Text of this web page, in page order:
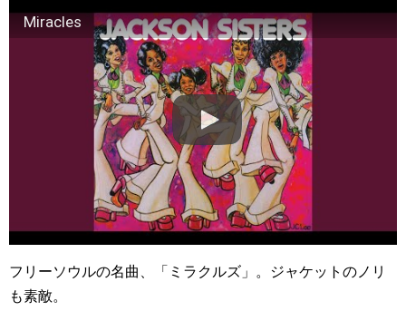
Miracles
フリーソウルの名曲、「ミラクルズ」。ジャケットのノリ
も素敵。